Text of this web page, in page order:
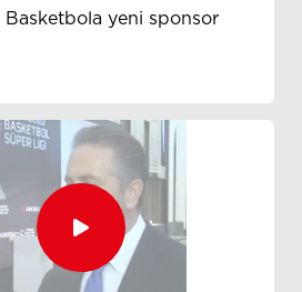
yeni sponsor